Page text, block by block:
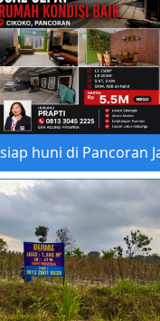
huni di Pancoran